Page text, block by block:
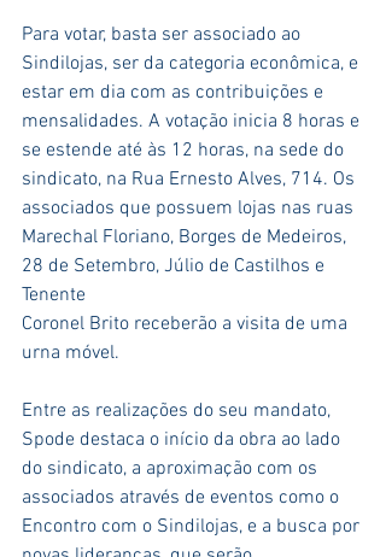
Para votar, basta ser associado ao
Sindilojas, ser da categoria econômica, e
estar em dia com as contribuições e
mensalidades. A votação inicia 8 horas e
se estende até às 12 horas, na sede do
sindicato, na Rua Ernesto Alves, 714. Os
associados que possuem lojas nas ruas
Marechal Floriano, Borges de Medeiros,
28 de Setembro, Júlio de Castilhos e
Tenente
Coronel Brito receberão a visita de uma
urna móvel.
Entre as realizações do seu mandato,
Spode destaca o início da obra ao lado
do sindicato, a aproximação com os
associados através de eventos como o
Encontro com o Sindilojas, e a busca por